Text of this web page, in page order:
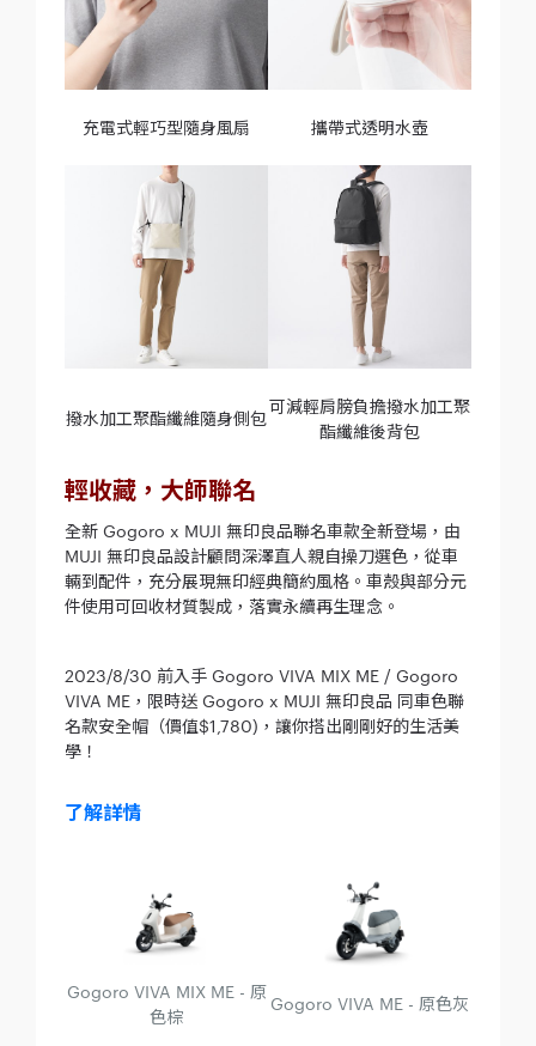
充電式輕巧型隨身風扇 攜帶式透明水壺
撥水加工聚酯纖維隨身側包可減輕肩膀負擔撥水加工聚
酯纖維後背包
輕收藏，大師聯名
全新 Gogoro x MUJI 無印良品聯名車款全新登場，由
MUJI 無印良品設計顧問深澤直人親自操刀選色，從車
輛到配件，充分展現無印經典簡約風格。車殼與部分元
件使用可回收材質製成，落實永續再生理念。
2023/8/30 前入手 Gogoro VIVA MIX ME / Gogoro
VIVA ME，限時送 Gogoro x MUJI 無印良品 同車色聯
名款安全帽（價值$1,780)，讓你搭出剛剛好的生活美
學！
了解詳情
Gogoro VIVA MIX ME - 原
色棕
Gogoro VIVA ME - 原色灰